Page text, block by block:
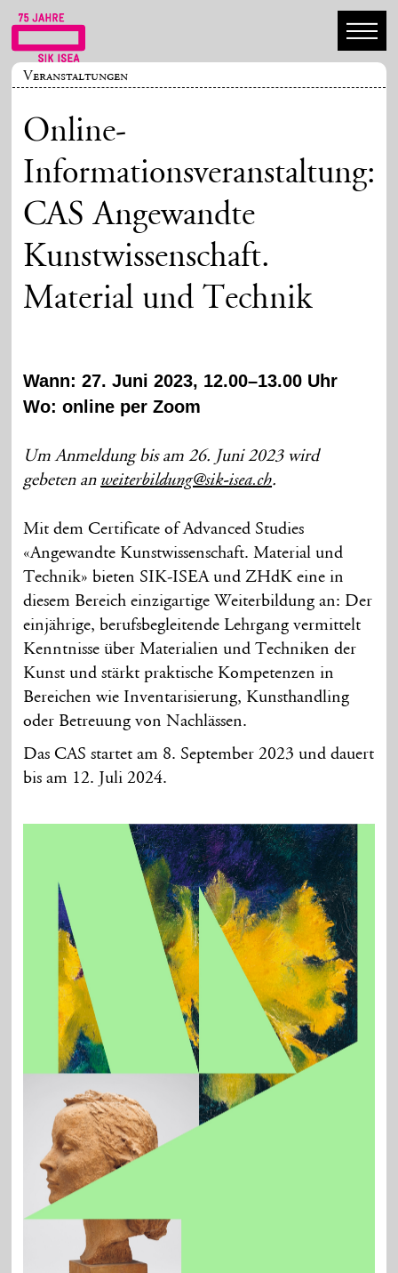
Veranstaltungen
Online-
Informationsveranstaltung:
CAS Angewandte
Kunstwissenschaft.
Material und Technik
Wann: 27. Juni 2023, 12.00–13.00 Uhr
Wo: online per Zoom
Um Anmeldung bis am 26. Juni 2023 wird
gebeten an weiterbildung@sik-isea.ch.
Mit dem Certificate of Advanced Studies
«Angewandte Kunstwissenschaft. Material und
Technik» bieten SIK-ISEA und ZHdK eine in
diesem Bereich einzigartige Weiterbildung an: Der
einjährige, berufsbegleitende Lehrgang vermittelt
Kenntnisse über Materialien und Techniken der
Kunst und stärkt praktische Kompetenzen in
Bereichen wie Inventarisierung, Kunsthandling
oder Betreuung von Nachlässen.
Das CAS startet am 8. September 2023 und dauert
bis am 12. Juli 2024.